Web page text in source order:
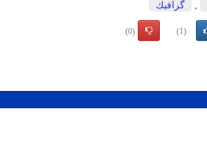
, گرافیك
(1)
(0)